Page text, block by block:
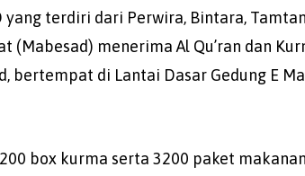
terdiri dari Perwira, Bintara,
(Mabesad) menerima Al Qu’ran dan
bertempat di Lantai Dasar Gedung E
box kurma serta 3200 paket